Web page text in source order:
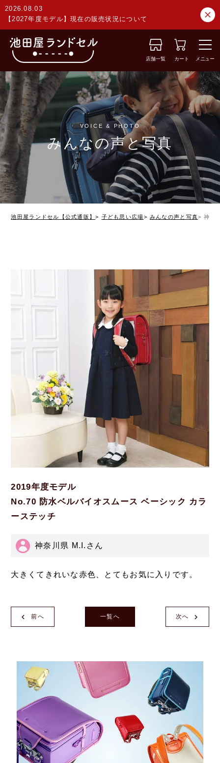
2026.08.03
【2027年度モデル】現在の販売状況について
店舗一覧 カート メニュー
VOICE & PHOTO
みんなの声と写真
池田屋ランドセル【公式通販】 子ども思い広場 みんなの声と写真 神奈
2019年度モデル
No.70 防水ベルバイオスムース ベーシック カラ
ーステッチ
神奈川県 M.I.さん
大きくてきれいな赤色、とてもお気に入りです。
前へ 次へ
一覧へ